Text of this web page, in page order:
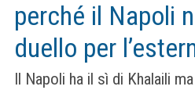
perché il Napoli
duello per
Il Napoli ha il sì di Khalaili